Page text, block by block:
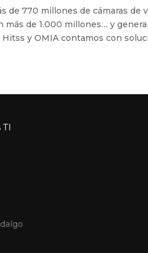
de 770 millones de cámaras de
más de 1.000 millones… y
Hitss y OMIA contamos con